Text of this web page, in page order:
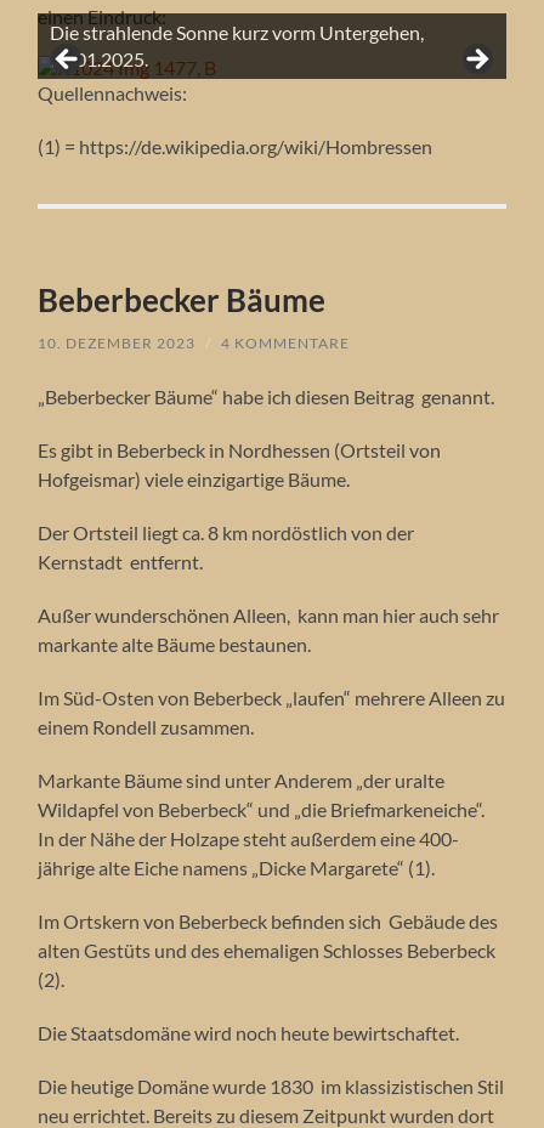
einen Eindruck:
Abendrot an der Friedenseiche, 13.01.2025.
Sonnenuntergang am 13.01.2025.
Die strahlende Sonne kurz vorm Untergehen,
13.01.2025.
Licht und Schatten durch untergehende Sonne,
13.01.2025.
Lichterspiel an der Friedenseiche, 13.01.2025.
Die Friedenseiche mit Sonnenuntergang.
Wetterphänomen Rauhreif.
Sonnenaufgang mit Margariten.
150 Jahre Friedenseiche Hombressen.
Eisblumen an der Friedenseiche.
Ein schöner Sonnenuntergang.
Vollmond hinter der Friedenseiche.
Farbstimmung durch die aufgehende Sonne.
Die untergehende Sonne berührt schon fast den
Horizont.
Blühendes Rapsfeld mit Friedenseiche.
Die rote Sonne geht hinter der Friedenseiche unter.
Quellennachweis:
(1) = https://de.wikipedia.org/wiki/Hombressen
Beberbecker Bäume
10. DEZEMBER 2023 / 4 KOMMENTARE
„Beberbecker Bäume“ habe ich diesen Beitrag genannt.
Es gibt in Beberbeck in Nordhessen (Ortsteil von
Hofgeismar) viele einzigartige Bäume.
Der Ortsteil liegt ca. 8 km nordöstlich von der
Kernstadt entfernt.
Außer wunderschönen Alleen, kann man hier auch sehr
markante alte Bäume bestaunen.
Im Süd-Osten von Beberbeck „laufen“ mehrere Alleen zu
einem Rondell zusammen.
Markante Bäume sind unter Anderem „der uralte
Wildapfel von Beberbeck“ und „die Briefmarkeneiche“.
In der Nähe der Holzape steht außerdem eine 400-
jährige alte Eiche namens „Dicke Margarete“ (1).
Im Ortskern von Beberbeck befinden sich Gebäude des
alten Gestüts und des ehemaligen Schlosses Beberbeck
(2).
Die Staatsdomäne wird noch heute bewirtschaftet.
Die heutige Domäne wurde 1830 im klassizistischen Stil
neu errichtet. Bereits zu diesem Zeitpunkt wurden dort